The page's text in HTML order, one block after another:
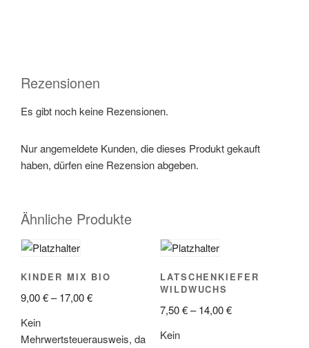
Rezensionen
Es gibt noch keine Rezensionen.
Nur angemeldete Kunden, die dieses Produkt gekauft
haben, dürfen eine Rezension abgeben.
Ähnliche Produkte
KINDER MIX BIO
9,00€–17,00€
Kein
Mehrwertsteuerausweis, da
LATSCHENKIEFER
WILDWUCHS
7,50€–14,00€
Kein